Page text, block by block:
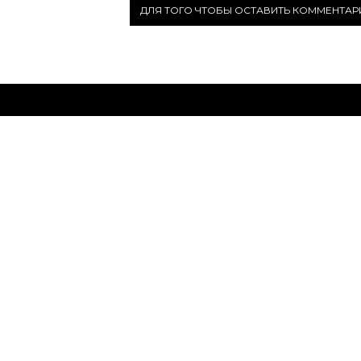
ДЛЯ ТОГО ЧТОБЫ ОСТАВИТЬ